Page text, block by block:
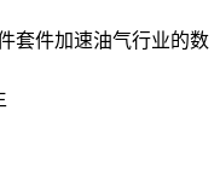
套件加速油气行业的数